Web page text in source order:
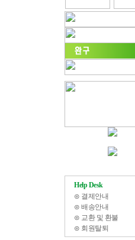
Help Desk
⊙ 결제안내
⊙배송안내
⊙ 교환 및 환불
⊙ 회원탈퇴